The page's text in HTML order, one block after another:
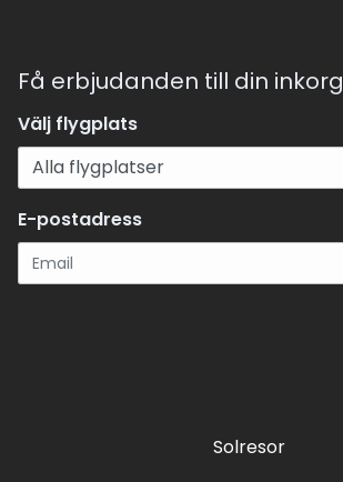
Få erbjudanden till din inkorg
Välj flygplats
E-postadress
Solresor